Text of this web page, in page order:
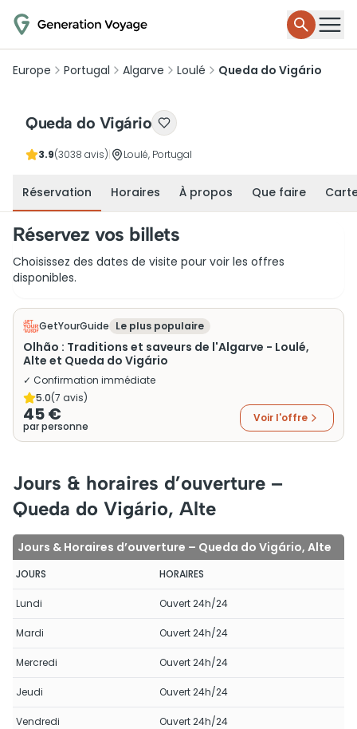
Europe Portugal Algarve Loulé Queda do Vigário
Queda do Vigário
3.9(3038 avis) Loulé, Portugal
Réservation Horaires À propos Que faire
Réservez vos billets
Choisissez des dates de visite pour voir les offres
disponibles.
GetYourGuide Le plus populaire
Olhão : Traditions et saveurs de l'Algarve - Loulé,
Alte et Queda do Vigário
✓ Confirmation immédiate
5.0(7 avis)
45 €
par personne
Voir l'offre
Jours & horaires d’ouverture –
Queda do Vigário, Alte
Jours & Horaires d’ouverture – Queda do Vigário, Alte
JOURS HORAIRES
Lundi Ouvert 24h/24
Mardi Ouvert 24h/24
Mercredi Ouvert 24h/24
Jeudi Ouvert 24h/24
Vendredi Ouvert 24h/24